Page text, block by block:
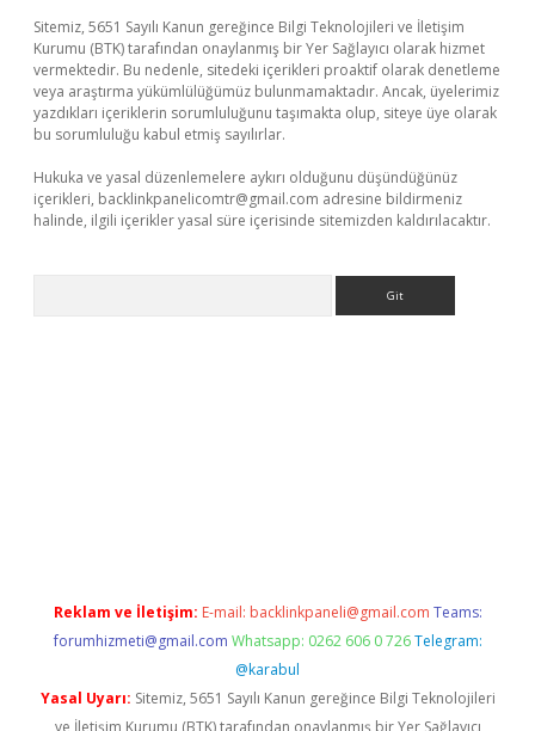
Sitemiz, 5651 Sayılı Kanun gereğince Bilgi Teknolojileri ve İletişim
Kurumu (BTK) tarafından onaylanmış bir Yer Sağlayıcı olarak hizmet
vermektedir. Bu nedenle, sitedeki içerikleri proaktif olarak denetleme
veya araştırma yükümlülüğümüz bulunmamaktadır. Ancak, üyelerimiz
yazdıkları içeriklerin sorumluluğunu taşımakta olup, siteye üye olarak
bu sorumluluğu kabul etmiş sayılırlar.
Hukuka ve yasal düzenlemelere aykırı olduğunu düşündüğünüz
içerikleri, backlinkpanelicomtr@gmail.com adresine bildirmeniz
halinde, ilgili içerikler yasal süre içerisinde sitemizden kaldırılacaktır.
Reklam ve İletişim: E-mail: backlinkpaneli@gmail.com Teams:
forumhizmeti@gmail.com Whatsapp: 0262 606 0 726 Telegram:
@karabul
Yasal Uyarı: Sitemiz, 5651 Sayılı Kanun gereğince Bilgi Teknolojileri
ve İletişim Kurumu (BTK) tarafından onaylanmış bir Yer Sağlayıcı